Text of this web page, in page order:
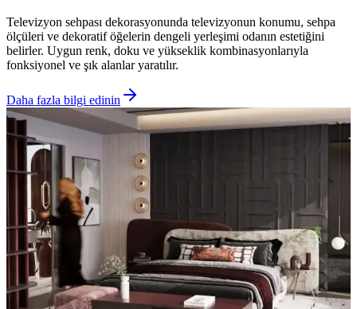
Televizyon sehpası dekorasyonunda televizyonun konumu, sehpa
ölçüleri ve dekoratif öğelerin dengeli yerleşimi odanın estetiğini
belirler. Uygun renk, doku ve yükseklik kombinasyonlarıyla
fonksiyonel ve şık alanlar yaratılır.
Daha fazla bilgi edinin